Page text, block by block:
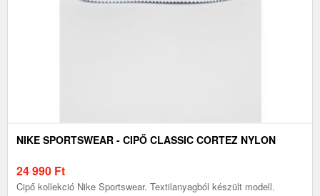
NIKE SPORTSWEAR - CIPŐ CLASSIC CORTEZ NYLON
24 990 Ft
Cipő kollekció Nike Sportswear. Textilanyagból készült modell.